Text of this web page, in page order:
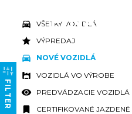
FILTER
VŠETKY VOZIDLÁ
VÝPREDAJ
NOVÉ VOZIDLÁ
VOZIDLÁ VO VÝROBE
PREDVÁDZACIE VOZIDLÁ
CERTIFIKOVANÉ JAZDENÉ